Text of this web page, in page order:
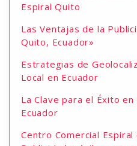
Espiral Quito
Las Ventajas de la
Quito, Ecuador»
Estrategias de
Local en Ecuador
La Clave para el Éxito
Ecuador
Centro Comercial